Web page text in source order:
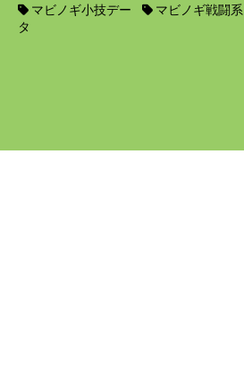
マビノギ小技デー
タ
マビノギ戦闘系